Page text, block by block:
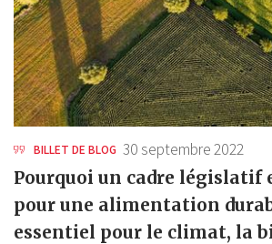
BILLET DE BLOG 30 septembre 2022
Pourquoi un cadre législatif
pour une alimentation
essentiel pour le climat, la